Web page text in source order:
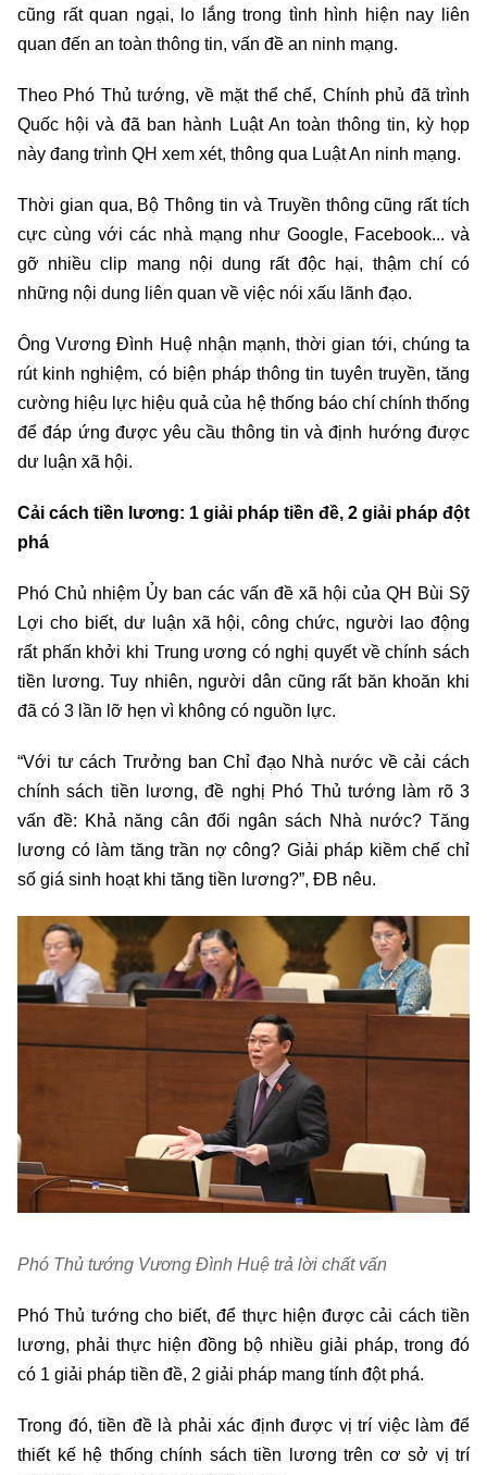
cũng rất quan ngại, lo lắng trong tình hình hiện nay liên
quan đến an toàn thông tin, vấn đề an ninh mạng.
Theo Phó Thủ tướng, về mặt thể chế, Chính phủ đã trình
Quốc hội và đã ban hành Luật An toàn thông tin, kỳ họp
này đang trình QH xem xét, thông qua Luật An ninh mạng.
Thời gian qua, Bộ Thông tin và Truyền thông cũng rất tích
cực cùng với các nhà mạng như Google, Facebook... và
gỡ nhiều clip mang nội dung rất độc hại, thậm chí có
những nội dung liên quan về việc nói xấu lãnh đạo.
Ông Vương Đình Huệ nhận mạnh, thời gian tới, chúng ta
rút kinh nghiệm, có biện pháp thông tin tuyên truyền, tăng
cường hiệu lực hiệu quả của hệ thống báo chí chính thống
để đáp ứng được yêu cầu thông tin và định hướng được
dư luận xã hội.
Cải cách tiền lương: 1 giải pháp tiền đề, 2 giải pháp đột
phá
Phó Chủ nhiệm Ủy ban các vấn đề xã hội của QH Bùi Sỹ
Lợi cho biết, dư luận xã hội, công chức, người lao động
rất phấn khởi khi Trung ương có nghị quyết về chính sách
tiền lương. Tuy nhiên, người dân cũng rất băn khoăn khi
đã có 3 lần lỡ hẹn vì không có nguồn lực.
“Với tư cách Trưởng ban Chỉ đạo Nhà nước về cải cách
chính sách tiền lương, đề nghị Phó Thủ tướng làm rõ 3
vấn đề: Khả năng cân đối ngân sách Nhà nước? Tăng
lương có làm tăng trần nợ công? Giải pháp kiềm chế chỉ
số giá sinh hoạt khi tăng tiền lương?”, ĐB nêu.
Phó Thủ tướng Vương Đình Huệ trả lời chất vấn
Phó Thủ tướng cho biết, để thực hiện được cải cách tiền
lương, phải thực hiện đồng bộ nhiều giải pháp, trong đó
có 1 giải pháp tiền đề, 2 giải pháp mang tính đột phá.
Trong đó, tiền đề là phải xác định được vị trí việc làm để
thiết kế hệ thống chính sách tiền lương trên cơ sở vị trí